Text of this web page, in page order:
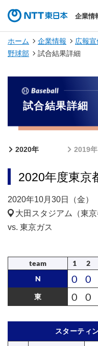
企業情
ホーム 企業情報 広報
野球部
試合結果詳細
試合結果詳細
2020年 2019
2020年度東京
2020年10月30日（金）
大田スタジアム（東京
vs. 東京ガス
team 1 2
N
0 0
東 0 0
スターティ